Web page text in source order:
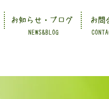
NEWS&BLOG
お知らせ・ブログ お問